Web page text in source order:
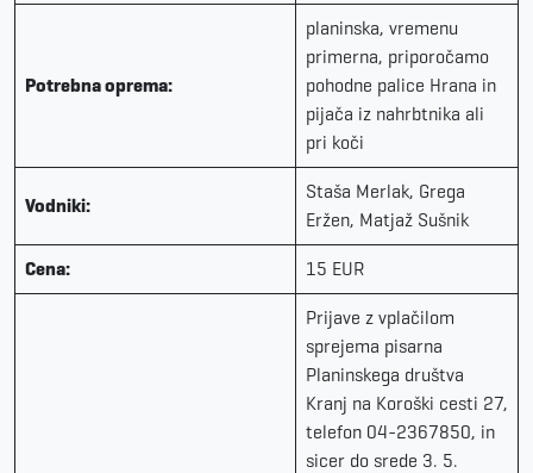
Potrebna oprema:
planinska, vremenu
primerna, priporočamo
pohodne palice Hrana in
pijača iz nahrbtnika ali
pri koči
Vodniki:
Staša Merlak, Grega
Eržen, Matjaž Sušnik
Cena: 15 EUR
Prijave z vplačilom
sprejema pisarna
Planinskega društva
Kranj na Koroški cesti 27,
telefon 04-2367850, in
sicer do srede 3. 5.